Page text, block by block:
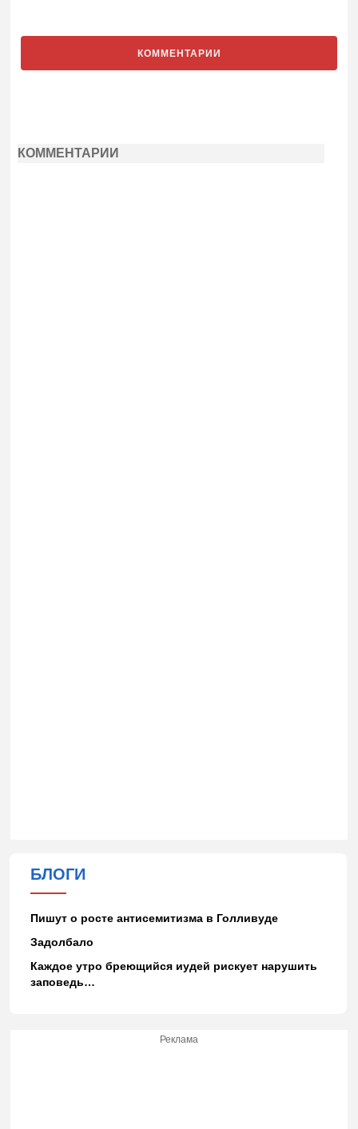
КОММЕНТАРИИ
КОММЕНТАРИИ
БЛОГИ
Пишут о росте антисемитизма в Голливуде
Задолбало
Каждое утро бреющийся иудей рискует нарушить
заповедь…
Реклама